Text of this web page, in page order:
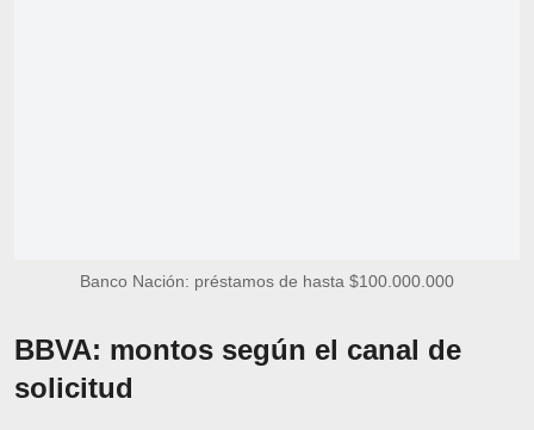
Banco Nación: préstamos de hasta $100.000.000
BBVA: montos según el canal de
solicitud